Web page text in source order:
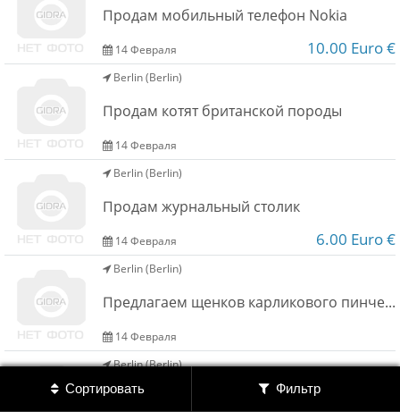
Новости и статьи
Продам мобильный телефон Nokia
14 Февраля 10.00 Euro €
Berlin (Berlin)
Продам котят британской породы
14 Февраля
Berlin (Berlin)
Продам журнальный столик
14 Февраля 6.00 Euro €
Berlin (Berlin)
Предлагаем щенков карликового пинчера
14 Февраля
Berlin (Berlin)
Продаю котенка Мейн Кун
Сортировать Фильтр